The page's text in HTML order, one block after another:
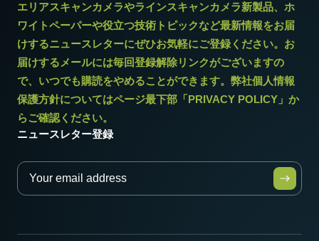
レンズマウント
Cマウント
消費電力
5.1 W
動作温度 (周辺温度)
-5°C ～ +45°C
エリアスキャンカメラやラインスキャンカメラ新製品、ホ
ワイトペーパーや役立つ技術トピックなど最新情報をお届
けするニュースレターにぜひお気軽にご登録ください。お
届けするメールには毎回登録解除リンクがございますの
で、いつでも購読をやめることができます。弊社個人情報
保護方針についてはページ最下部「PRIVACY POLICY」か
らご確認ください。
ニュースレター登録